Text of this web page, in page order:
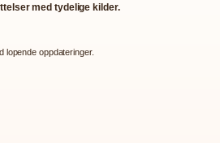
med tydelige kilder.
lopende oppdateringer.